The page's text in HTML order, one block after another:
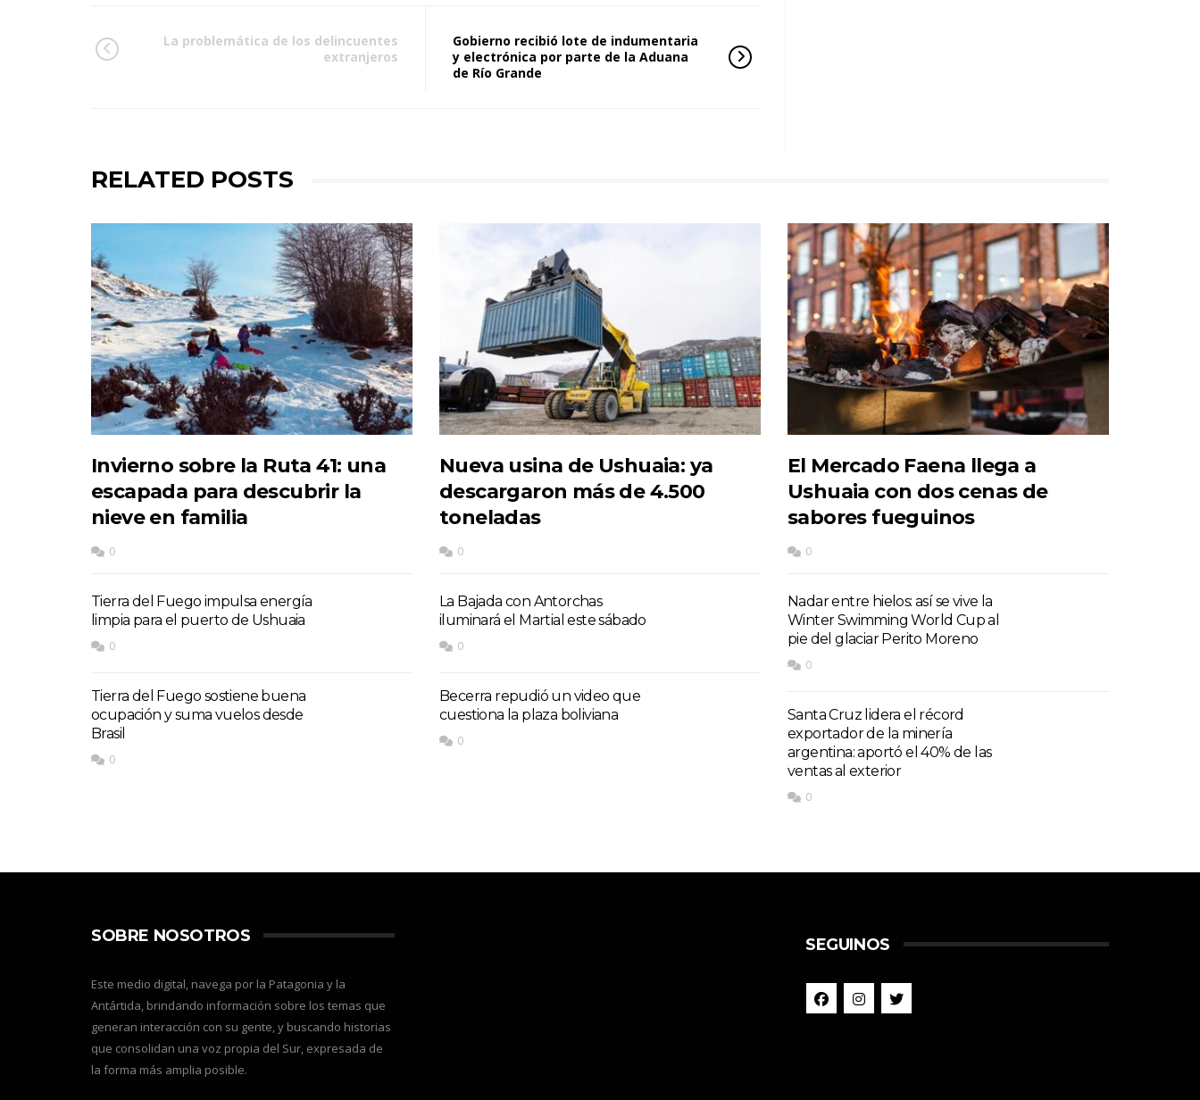
La problemática de los delincuentes
extranjeros
Gobierno recibió lote de indumentaria
y electrónica por parte de la Aduana
de Río Grande
RELATED POSTS
Invierno sobre la Ruta 41: una
escapada para descubrir la
nieve en familia
0
Tierra del Fuego impulsa energía
limpia para el puerto de Ushuaia
0
Tierra del Fuego sostiene buena
ocupación y suma vuelos desde
Brasil
0
Nueva usina de Ushuaia: ya
descargaron más de 4.500
toneladas
0
La Bajada con Antorchas
iluminará el Martial este sábado
0
Becerra repudió un video que
cuestiona la plaza boliviana
0
El Mercado Faena llega a
Ushuaia con dos cenas de
sabores fueguinos
0
Nadar entre hielos: así se vive la
Winter Swimming World Cup al
pie del glaciar Perito Moreno
0
Santa Cruz lidera el récord
exportador de la minería
argentina: aportó el 40% de las
ventas al exterior
0
SOBRE NOSOTROS
Este medio digital, navega por la Patagonia y la
Antártida, brindando información sobre los temas que
generan interacción con su gente, y buscando historias
que consolidan una voz propia del Sur, expresada de
la forma más amplia posible.
SEGUINOS